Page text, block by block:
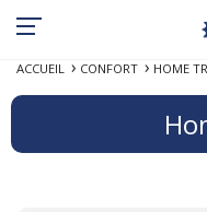
ACCUEIL CONFORT HOME